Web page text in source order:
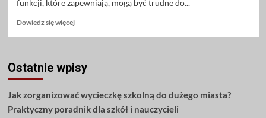
funkcji, które zapewniają, mogą być trudne do...
Dowiedz się więcejDowiedz
Porady,
jak
zrozumieć
telefony
Ostatnie wpisy
Jak zorganizować wycieczkę szkolną do dużego miasta?
Praktyczny poradnik dla szkół i nauczycieli